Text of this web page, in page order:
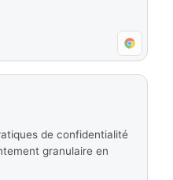
de confidentialité
granulaire en